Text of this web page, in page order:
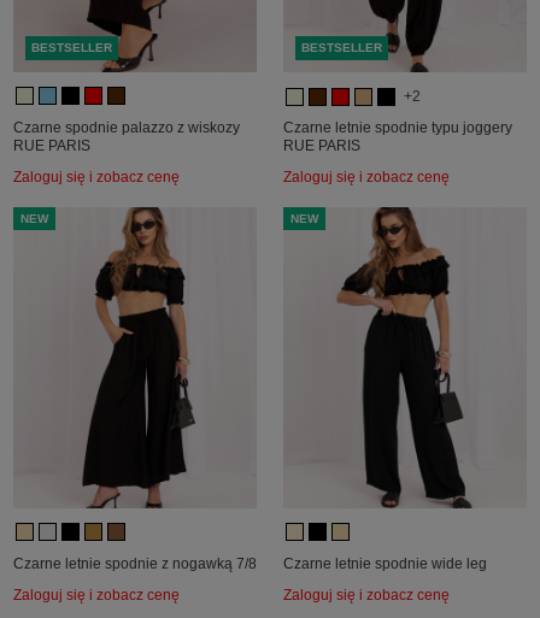
BESTSELLER
Czarne spodnie palazzo z wiskozy
RUE PARIS
Zaloguj się i zobacz cenę
BESTSELLER
+2
Czarne letnie spodnie typu joggery
RUE PARIS
Zaloguj się i zobacz cenę
NEW
Czarne letnie spodnie z nogawką 7/8
Zaloguj się i zobacz cenę
NEW
Czarne letnie spodnie wide leg
Zaloguj się i zobacz cenę